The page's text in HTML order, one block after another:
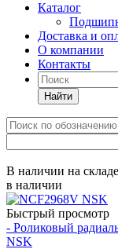
Каталог
Доставка и
О компании
Контакты
Найти
В наличии на
в наличии
Быстрый просмотр
- Роликовый
NSK